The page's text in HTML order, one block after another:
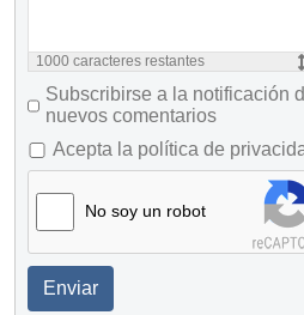
1000 caracteres restantes
Subscribirse a la notificación
nuevos comentarios
Acepta la política de
No soy un robot
Enviar